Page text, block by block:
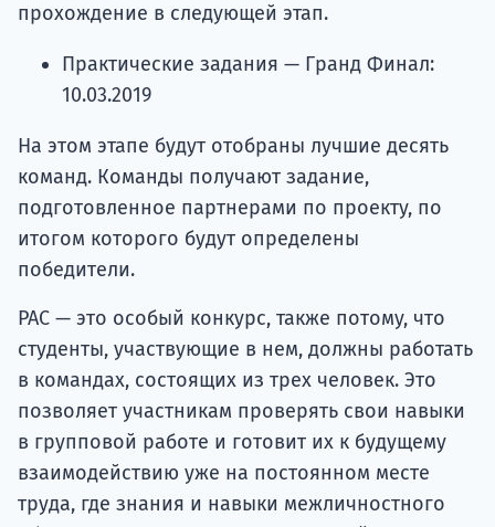
прохождение в следующей этап.
Практические задания — Гранд Финал:
10.03.2019
На этом этапе будут отобраны лучшие десять
команд. Команды получают задание,
подготовленное партнерами по проекту, по
итогом которого будут определены
победители.
PAC — это особый конкурс, также потому, что
студенты, участвующие в нем, должны работать
в командах, состоящих из трех человек. Это
позволяет участникам проверять свои навыки
в групповой работе и готовит их к будущему
взаимодействию уже на постоянном месте
труда, где знания и навыки межличностного